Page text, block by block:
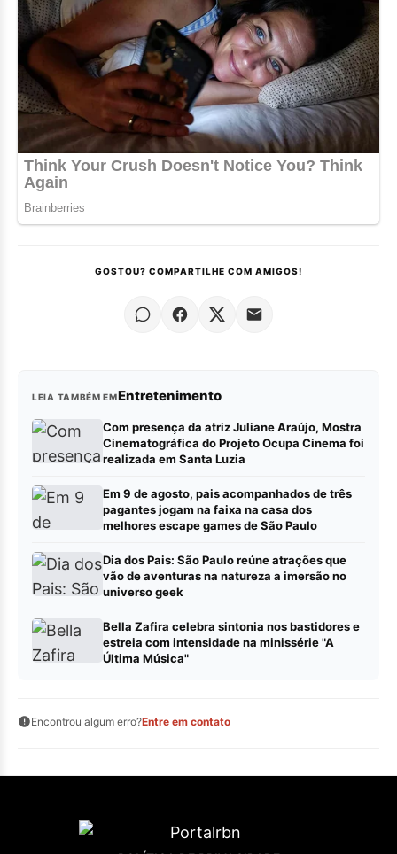
GOSTOU? COMPARTILHE COM AMIGOS!
LEIA TAMBÉM EMEntretenimento
Com presença da atriz Juliane Araújo, Mostra
Cinematográfica do Projeto Ocupa Cinema foi
realizada em Santa Luzia
Em 9 de agosto, pais acompanhados de três
pagantes jogam na faixa na casa dos
melhores escape games de São Paulo
Dia dos Pais: São Paulo reúne atrações que
vão de aventuras na natureza a imersão no
universo geek
Bella Zafira celebra sintonia nos bastidores e
estreia com intensidade na minissérie "A
Última Música"
Encontrou algum erro?Entre em contato